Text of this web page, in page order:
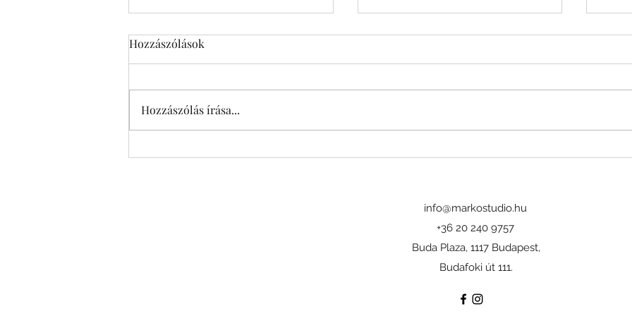
Charleston Pasodoble
Hozzászólások
Hozzászólás írása...
info@markostudio.hu
+36 20 240 9757
Buda Plaza, 1117 Budapest,
Budafoki út 111.